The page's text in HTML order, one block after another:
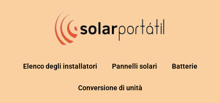
Elenco degli installatori Pannelli solari Batterie
Conversione di unità